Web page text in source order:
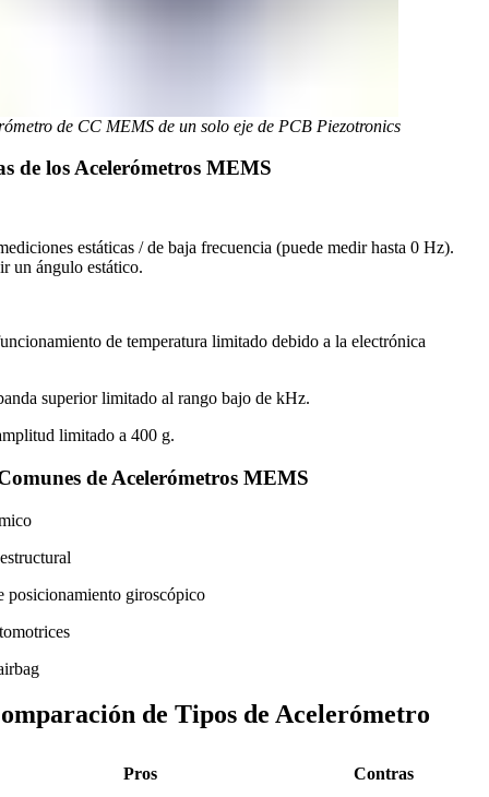
de CC MEMS de un solo eje de PCB Piezotronics
de los Acelerómetros MEMS
estáticas / de baja frecuencia (puede medir hasta 0 Hz).
un ángulo estático.
de temperatura limitado debido a la electrónica
superior limitado al rango bajo de kHz.
limitado a 400 g.
de Acelerómetros MEMS
posicionamiento giroscópico
de Tipos de Acelerómetro
Pros
Contras